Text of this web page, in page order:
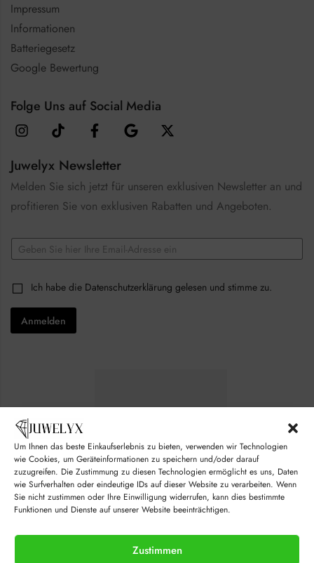
Um Ihnen das beste Einkaufserlebnis zu bieten, verwenden wir Technologien
wie Cookies, um Geräteinformationen zu speichern und/oder darauf
zuzugreifen. Die Zustimmung zu diesen Technologien ermöglicht es uns, Daten
wie Surfverhalten oder eindeutige IDs auf dieser Website zu verarbeiten. Wenn
Sie nicht zustimmen oder Ihre Einwilligung widerrufen, kann dies bestimmte
Funktionen und Dienste auf unserer Website beeinträchtigen.
Zustimmen
Impressum
Informationen
Batteriegesetz
Google Bewertung
Folge Uns auf Social Media
Juwelyx Newsletter
Melden Sie sich jetzt für unseren exklusiven Newsletter an und
profitieren Sie von exklusiven Rabatten und Angeboten.
E
m
lm
i
C
o
*
C
h
e
k
*
Ich habe die Datenschutzerklärung gelesen und stimme zu.
Anmelden